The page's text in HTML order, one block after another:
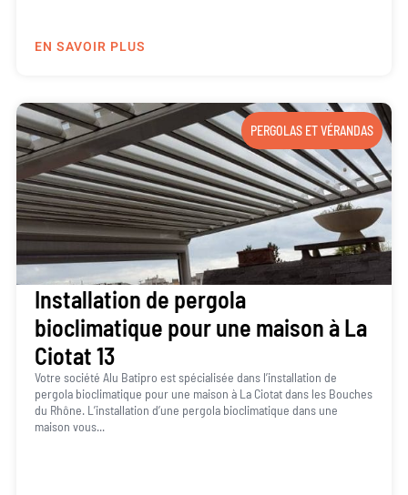
EN SAVOIR PLUS
PERGOLAS ET VÉRANDAS
Installation de pergola
bioclimatique pour une maison à La
Ciotat 13
Votre société Alu Batipro est spécialisée dans l’installation de
pergola bioclimatique pour une maison à La Ciotat dans les Bouches
du Rhône. L’installation d’une pergola bioclimatique dans une
maison vous...